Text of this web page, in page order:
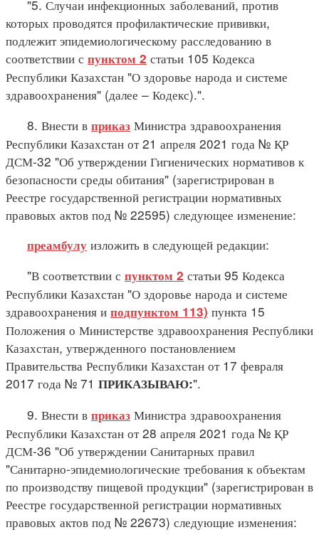
"5. Случаи инфекционных заболеваний, против
которых проводятся профилактические прививки,
подлежит эпидемиологическому расследованию в
соответствии с пунктом 2 статьи 105 Кодекса
Республики Казахстан "О здоровье народа и системе
здравоохранения" (далее – Кодекс).".
8. Внести в приказ Министра здравоохранения
Республики Казахстан от 21 апреля 2021 года № ҚР
ДСМ-32 "Об утверждении Гигиенических нормативов к
безопасности среды обитания" (зарегистрирован в
Реестре государственной регистрации нормативных
правовых актов под № 22595) следующее изменение:
преамбулу изложить в следующей редакции:
"В соответствии с пунктом 2 статьи 95 Кодекса
Республики Казахстан "О здоровье народа и системе
здравоохранения и подпунктом 113) пункта 15
Положения о Министерстве здравоохранения Республики
Казахстан, утвержденного постановлением
Правительства Республики Казахстан от 17 февраля
2017 года № 71 ПРИКАЗЫВАЮ:".
9. Внести в приказ Министра здравоохранения
Республики Казахстан от 28 апреля 2021 года № ҚР
ДСМ-36 "Об утверждении Санитарных правил
"Санитарно-эпидемиологические требования к объектам
по производству пищевой продукции" (зарегистрирован в
Реестре государственной регистрации нормативных
правовых актов под № 22673) следующие изменения: